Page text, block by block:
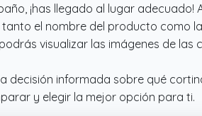
¡has llegado al lugar
tanto el nombre del producto
visualizar las imágenes de
decisión informada sobre qué
y elegir la mejor opción para ti.